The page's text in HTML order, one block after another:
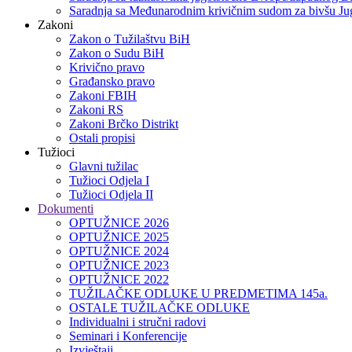
Saradnja sa Međunarodnim krivičnim sudom za bivšu
Zakoni
Zakon o Тužilaštvu BiH
Zakon o Sudu BiH
Krivično pravo
Građansko pravo
Zakoni FBIH
Zakoni RS
Zakoni Brčko Distrikt
Ostali propisi
Tužioci
Glavni tužilac
Tužioci Odjela I
Tužioci Odjela II
Dokumenti
OPTUŽNICE 2026
OPTUŽNICE 2025
OPTUŽNICE 2024
OPTUŽNICE 2023
OPTUŽNICE 2022
TUŽILAČKE ODLUKE U PREDMETIMA 145a.
OSTALE TUŽILAČKE ODLUKE
Individualni i stručni radovi
Seminari i Konferencije